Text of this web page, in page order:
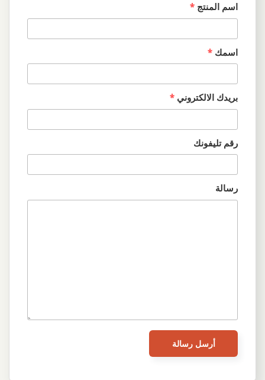
اسم المنتج *
اسمك *
بريدك الالكتروني *
رقم تليفونك
رسالة